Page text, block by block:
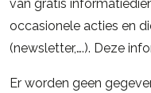
van gratis
occasionele acties en
(newsletter,….). Deze
Er worden geen